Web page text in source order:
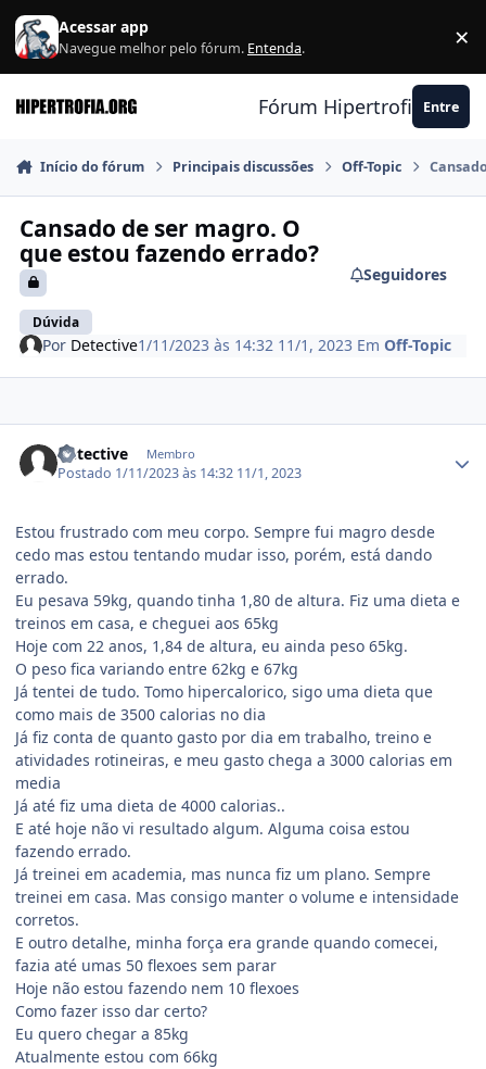
Ir para conteúdo
Acessar app
Navegue melhor pelo fórum. Entenda. ×
Fórum Hipertrofia.org
Entre
Início do fórum Principais discussões Off-Topic
Cansado de ser magro. O
que estou fazendo errado?
Dúvida
Seguidores
Por Detective1/11/2023 às 14:32 11/1, 2023 EmOff-Topic
Detective Membro
Postado 1/11/2023 às 14:32 11/1, 2023
Estou frustrado com meu corpo. Sempre fui magro desde
cedo mas estou tentando mudar isso, porém, está dando
errado.
Eu pesava 59kg, quando tinha 1,80 de altura. Fiz uma dieta e
treinos em casa, e cheguei aos 65kg
Hoje com 22 anos, 1,84 de altura, eu ainda peso 65kg.
O peso fica variando entre 62kg e 67kg
Já tentei de tudo. Tomo hipercalorico, sigo uma dieta que
como mais de 3500 calorias no dia
Já fiz conta de quanto gasto por dia em trabalho, treino e
atividades rotineiras, e meu gasto chega a 3000 calorias em
media
Já até fiz uma dieta de 4000 calorias..
E até hoje não vi resultado algum. Alguma coisa estou
fazendo errado.
Já treinei em academia, mas nunca fiz um plano. Sempre
treinei em casa. Mas consigo manter o volume e intensidade
corretos.
E outro detalhe, minha força era grande quando comecei,
fazia até umas 50 flexoes sem parar
Hoje não estou fazendo nem 10 flexoes
Como fazer isso dar certo?
Eu quero chegar a 85kg
Atualmente estou com 66kg